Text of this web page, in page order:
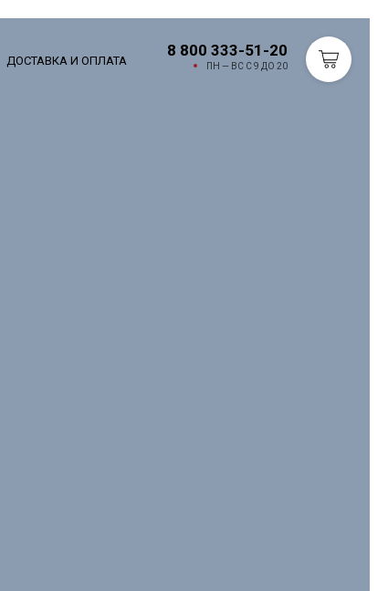
ДОСТАВКА И ОПЛАТА
8 800 333-51-20
ПН — ВС С 9 ДО 20